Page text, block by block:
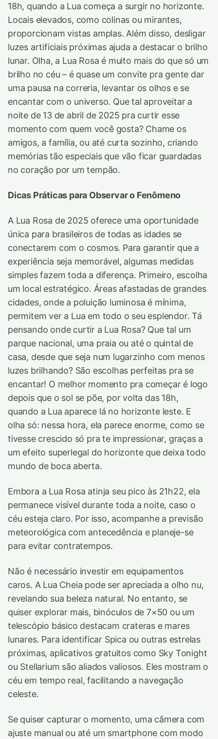
18h, quando a Lua começa a surgir no horizonte.
Locais elevados, como colinas ou mirantes,
proporcionam vistas amplas. Além disso, desligar
luzes artificiais próximas ajuda a destacar o brilho
lunar. Olha, a Lua Rosa é muito mais do que só um
brilho no céu – é quase um convite pra gente dar
uma pausa na correria, levantar os olhos e se
encantar com o universo. Que tal aproveitar a
noite de 13 de abril de 2025 pra curtir esse
momento com quem você gosta? Chame os
amigos, a família, ou até curta sozinho, criando
memórias tão especiais que vão ficar guardadas
no coração por um tempão.
Dicas Práticas para Observar o Fenômeno
A Lua Rosa de 2025 oferece uma oportunidade
única para brasileiros de todas as idades se
conectarem com o cosmos. Para garantir que a
experiência seja memorável, algumas medidas
simples fazem toda a diferença. Primeiro, escolha
um local estratégico. Áreas afastadas de grandes
cidades, onde a poluição luminosa é mínima,
permitem ver a Lua em todo o seu esplendor. Tá
pensando onde curtir a Lua Rosa? Que tal um
parque nacional, uma praia ou até o quintal de
casa, desde que seja num lugarzinho com menos
luzes brilhando? São escolhas perfeitas pra se
encantar! O melhor momento pra começar é logo
depois que o sol se põe, por volta das 18h,
quando a Lua aparece lá no horizonte leste. E
olha só: nessa hora, ela parece enorme, como se
tivesse crescido só pra te impressionar, graças a
um efeito superlegal do horizonte que deixa todo
mundo de boca aberta.
Embora a Lua Rosa atinja seu pico às 21h22, ela
permanece visível durante toda a noite, caso o
céu esteja claro. Por isso, acompanhe a previsão
meteorológica com antecedência e planeje-se
para evitar contratempos.
Não é necessário investir em equipamentos
caros. A Lua Cheia pode ser apreciada a olho nu,
revelando sua beleza natural. No entanto, se
quiser explorar mais, binóculos de 7×50 ou um
telescópio básico destacam crateras e mares
lunares. Para identificar Spica ou outras estrelas
próximas, aplicativos gratuitos como Sky Tonight
ou Stellarium são aliados valiosos. Eles mostram o
céu em tempo real, facilitando a navegação
celeste.
Se quiser capturar o momento, uma câmera com
ajuste manual ou até um smartphone com modo